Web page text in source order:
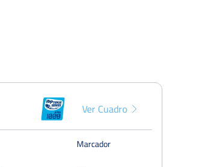
Ver Cuadro
Marcador